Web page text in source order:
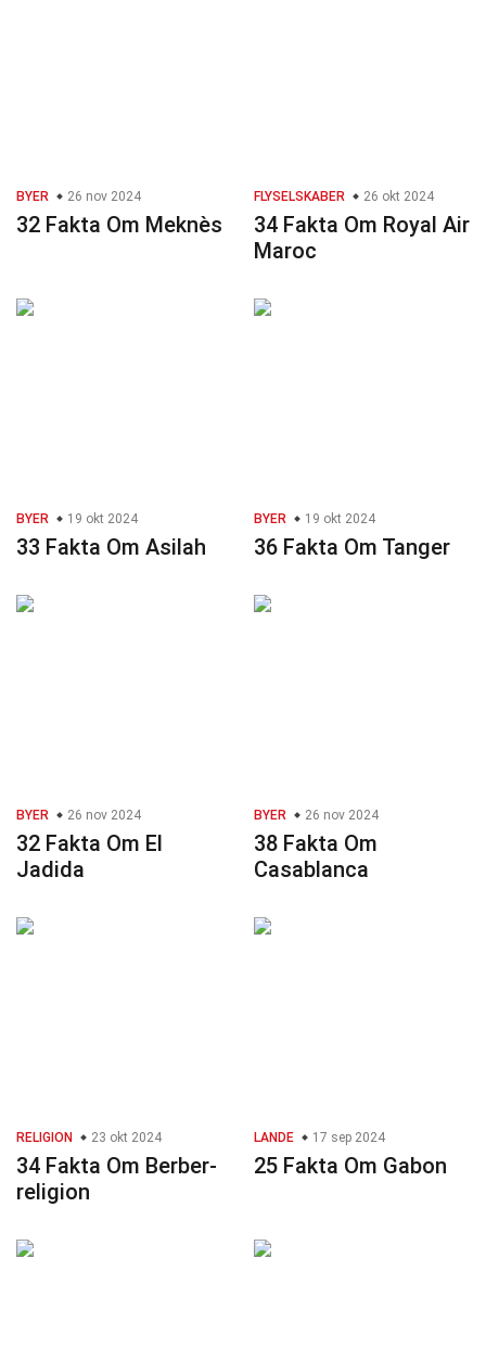
BYER 26 nov 2024
32 Fakta Om Meknès
FLYSELSKABER 26 okt 2024
34 Fakta Om Royal Air
Maroc
BYER 19 okt 2024
33 Fakta Om Asilah
BYER 19 okt 2024
36 Fakta Om Tanger
BYER 26 nov 2024
32 Fakta Om El
Jadida
BYER 26 nov 2024
38 Fakta Om
Casablanca
RELIGION 23 okt 2024
34 Fakta Om Berber-
religion
LANDE 17 sep 2024
25 Fakta Om Gabon